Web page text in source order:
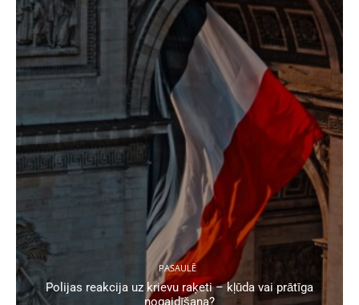
PASAULĒ
Polijas reakcija uz krievu raķeti – kļūda vai prātīga
nogaidīšana?